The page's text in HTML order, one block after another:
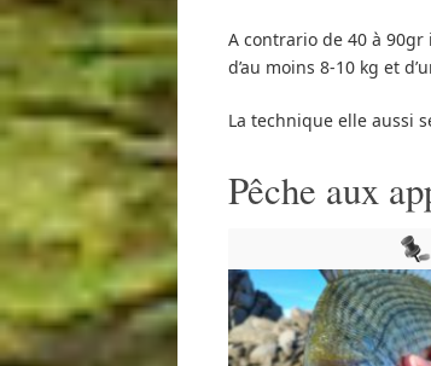
A contrario de 40 à
d’au moins 8-10 kg et
La technique elle aussi
Pêche aux